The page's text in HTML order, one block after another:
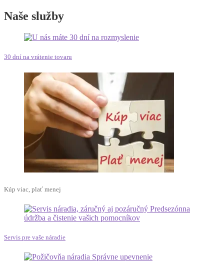
Naše služby
30 dní na vrátenie tovaru
Kúp viac, plať menej
Servis pre vaše náradie